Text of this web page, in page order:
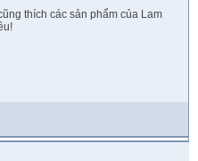
thích các sản phẩm của Lam